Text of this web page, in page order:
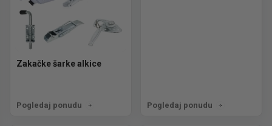
Zakačke šarke alkice
Pogledaj ponudu Pogledaj ponudu